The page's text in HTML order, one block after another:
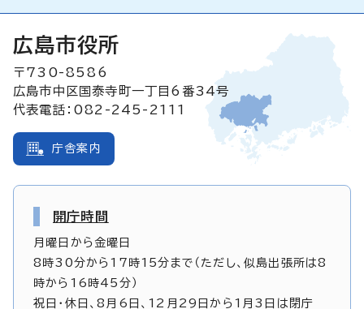
広島市役所
〒730-8586
広島市中区国泰寺町一丁目6番34号
代表電話：082-245-2111
庁舎案内
開庁時間
月曜日から金曜日
8時30分から17時15分まで（ただし、似島出張所は8
時から16時45分）
祝日・休日、8月6日、12月29日から1月3日は閉庁